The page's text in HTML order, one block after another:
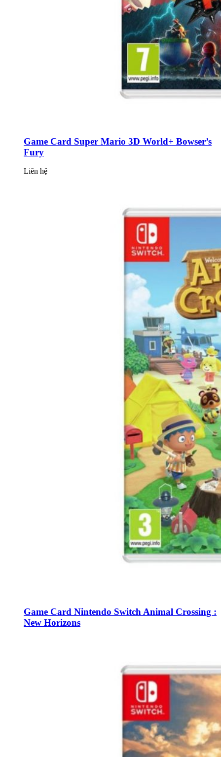
Game Card Super Mario 3D World+ Bowser’s
Fury
Liên hệ
Game Card Nintendo Switch Animal Crossing :
New Horizons